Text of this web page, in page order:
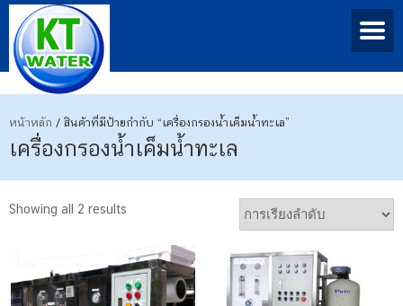
หน้าหลัก / สินค้าที่มีป้ายกำกับ “เครื่องกรองน้ำเค็มน้ำทะเล”
เครื่องกรองน้ำเค็มน้ำทะเล
Showing all 2 results